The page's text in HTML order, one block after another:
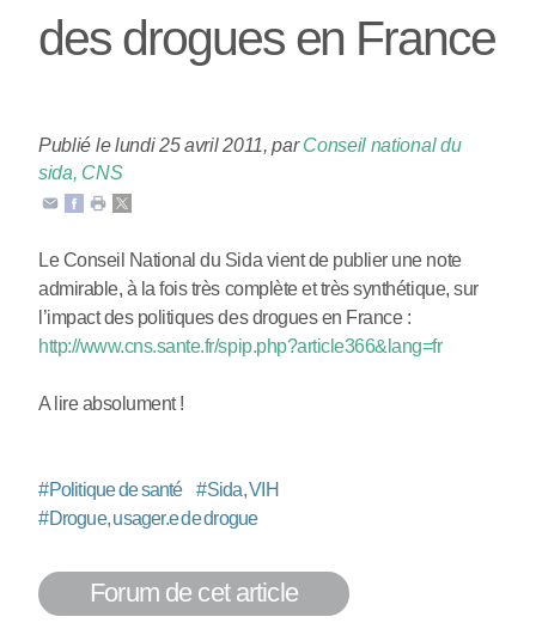
des drogues en France
Publié le lundi 25 avril 2011,parConseil national du
sida, CNS
Le Conseil National du Sida vient de publier une note
admirable, à la fois très complète et très synthétique, sur
l’impact des politiques des drogues en France :
http://www.cns.sante.fr/spip.php?article366&lang=fr
A lire absolument !
#Politique de santé #Sida, VIH
#Drogue, usager.e de drogue
Forum de cet article